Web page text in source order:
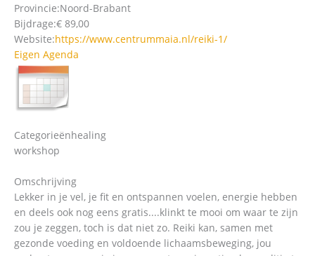
Provincie:Noord-Brabant
Bijdrage:€ 89,00
Website:https://www.centrummaia.nl/reiki-1/
Eigen Agenda
Categorieënhealing
workshop
Omschrijving
Lekker in je vel, je fit en ontspannen voelen, energie hebben
en deels ook nog eens gratis....klinkt te mooi om waar te zijn
zou je zeggen, toch is dat niet zo. Reiki kan, samen met
gezonde voeding en voldoende lichaamsbeweging, jou